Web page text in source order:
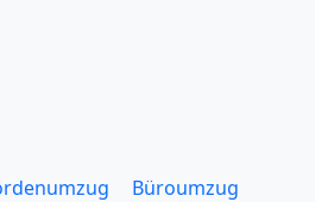
Büroumzug